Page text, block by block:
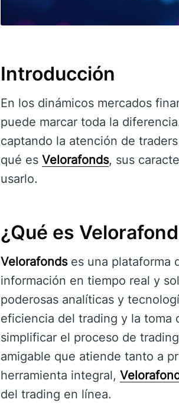
Introducción
En los dinámicos mercados
puede marcar toda la
captando la atención de
qué es Velorafonds, sus
usarlo.
¿Qué es
Velorafondses una plataforma
información en tiempo real y
poderosas analíticas y
eficiencia del trading y la toma
simplificar el proceso de
amigable que atiende tanto a
herramienta integral,
del trading en línea.